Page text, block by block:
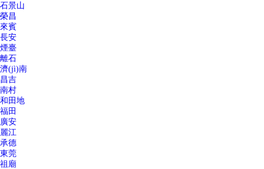
石景山
榮昌
來賓
長安
煙臺
離石
濟(jì)南
昌吉
南村
和田地
福田
廣安
麗江
承德
東莞
祖廟